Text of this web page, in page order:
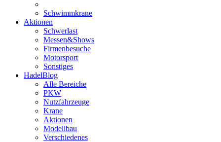
Schwimmkrane
Aktionen
Schwerlast
Messen&Shows
Firmenbesuche
Motorsport
Sonstiges
HadelBlog
Alle Bereiche
PKW
Nutzfahrzeuge
Krane
Aktionen
Modellbau
Verschiedenes